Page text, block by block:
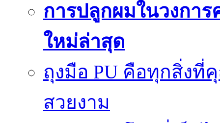
การปลูกผมในวงกา
ใหม่ล่าสุด
ถุงมือ PU คือทุกสิ่งที่
สวยงาม